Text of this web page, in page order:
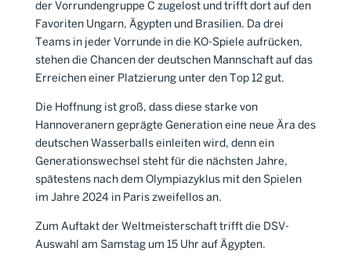
der Vorrundengruppe C zugelost und trifft dort auf den
Favoriten Ungarn, Ägypten und Brasilien. Da drei
Teams in jeder Vorrunde in die KO-Spiele aufrücken,
stehen die Chancen der deutschen Mannschaft auf das
Erreichen einer Platzierung unter den Top 12 gut.
Die Hoffnung ist groß, dass diese starke von
Hannoveranern geprägte Generation eine neue Ära des
deutschen Wasserballs einleiten wird, denn ein
Generationswechsel steht für die nächsten Jahre,
spätestens nach dem Olympiazyklus mit den Spielen
im Jahre 2024 in Paris zweifellos an.
Zum Auftakt der Weltmeisterschaft trifft die DSV-
Auswahl am Samstag um 15 Uhr auf Ägypten.